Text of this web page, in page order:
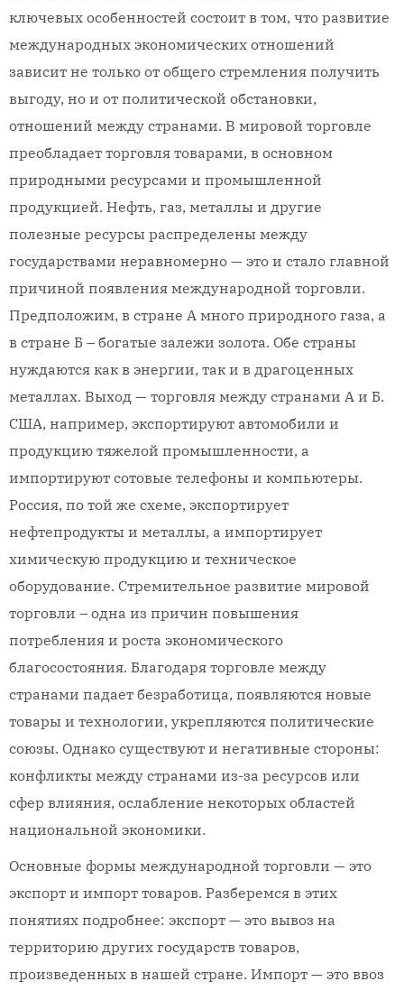
ключевых особенностей состоит в том, что развитие
международных экономических отношений
зависит не только от общего стремления получить
выгоду, но и от политической обстановки,
отношений между странами. В мировой торговле
преобладает торговля товарами, в основном
природными ресурсами и промышленной
продукцией. Нефть, газ, металлы и другие
полезные ресурсы распределены между
государствами неравномерно — это и стало главной
причиной появления международной торговли.
Предположим, в стране А много природного газа, а
в стране Б – богатые залежи золота. Обе страны
нуждаются как в энергии, так и в драгоценных
металлах. Выход — торговля между странами А и Б.
США, например, экспортируют автомобили и
продукцию тяжелой промышленности, а
импортируют сотовые телефоны и компьютеры.
Россия, по той же схеме, экспортирует
нефтепродукты и металлы, а импортирует
химическую продукцию и техническое
оборудование. Стремительное развитие мировой
торговли – одна из причин повышения
потребления и роста экономического
благосостояния. Благодаря торговле между
странами падает безработица, появляются новые
товары и технологии, укрепляются политические
союзы. Однако существуют и негативные стороны:
конфликты между странами из-за ресурсов или
сфер влияния, ослабление некоторых областей
национальной экономики.
Основные формы международной торговли — это
экспорт и импорт товаров. Разберемся в этих
понятиях подробнее: экспорт — это вывоз на
территорию других государств товаров,
произведенных в нашей стране. Импорт — это ввоз